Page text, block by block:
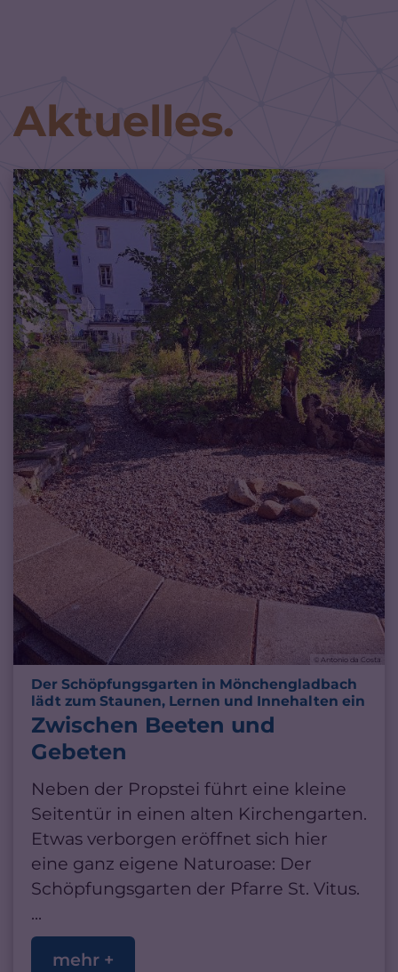
Aktuelles.
© Antonio da Costa
Der Schöpfungsgarten in Mönchengladbach
lädt zum Staunen, Lernen und Innehalten ein
Zwischen Beeten und
Gebeten
Neben der Propstei führt eine kleine
Seitentür in einen alten Kirchengarten.
Etwas verborgen eröffnet sich hier
eine ganz eigene Naturoase: Der
Schöpfungsgarten der Pfarre St. Vitus.
...
mehr +